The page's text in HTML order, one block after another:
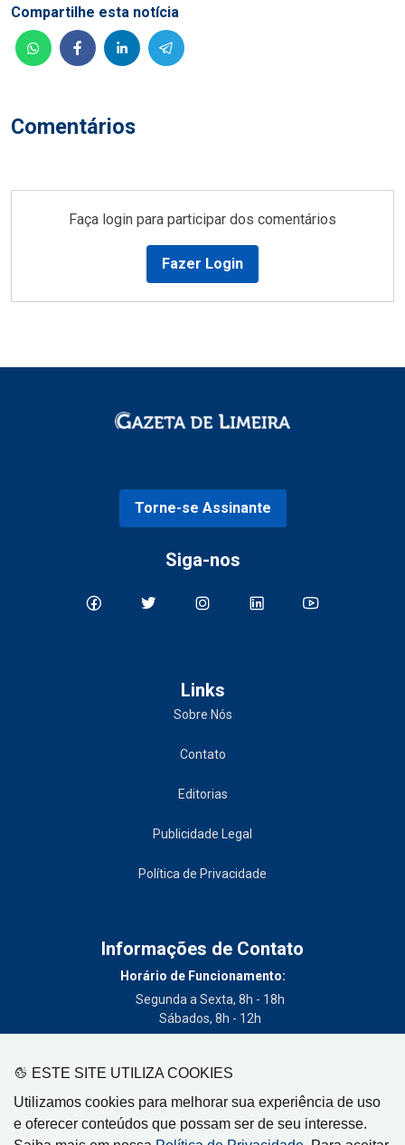
ESTE SITE UTILIZA COOKIES
Utilizamos cookies para melhorar sua experiência de uso
e oferecer conteúdos que possam ser de seu interesse.
Comentários
Compartilhe esta notícia
Faça login para participar dos comentários
Fazer Login
Torne-se Assinante
Siga-nos
Links
Sobre Nós
Contato
Editorias
Publicidade Legal
Política de Privacidade
Informações de Contato
Horário de Funcionamento:
Segunda a Sexta, 8h - 18h
Sábados, 8h - 12h
(19) 3404-3700
Circulação:
Limeira - SP, Artur Nogueira - SP, Cordeirópolis - SP,
Engenheiro Coelho - SP, Iracemápolis - SP